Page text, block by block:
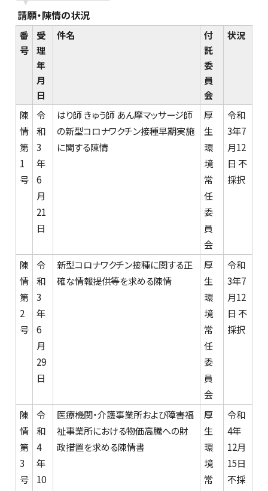
請願・陳情の状況
番
号
受
理
年
月
日
件名
付
託
委
員
会
状況
陳
情
第
1
号
令
和
3
年
6
月
21
日
はり師 きゅう師 あん摩マッサージ師
の新型コロナワクチン接種早期実施
に関する陳情
厚
生
環
境
常
任
委
員
会
令和
3年7
月12
日 不
採択
陳
情
第
2
号
令
和
3
年
6
月
29
日
新型コロナワクチン接種に関する正
確な情報提供等を求める陳情
厚
生
環
境
常
任
委
員
会
令和
3年7
月12
日 不
採択
陳
情
第
3
号
令
和
4
年
10
医療機関・介護事業所および障害福
祉事業所における物価高騰への財
政措置を求める陳情書
厚
生
環
境
常
令和
4年
12月
15日
不採